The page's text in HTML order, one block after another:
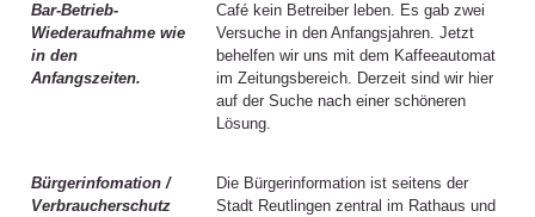
Bar-Betrieb-
Wiederaufnahme wie
in den
Anfangszeiten.
Café kein Betreiber leben. Es gab zwei
Versuche in den Anfangsjahren. Jetzt
behelfen wir uns mit dem Kaffeeautomat
im Zeitungsbereich. Derzeit sind wir hier
auf der Suche nach einer schöneren
Lösung.
Bürgerinfomation /
Verbraucherschutz
Die Bürgerinformation ist seitens der
Stadt Reutlingen zentral im Rathaus und